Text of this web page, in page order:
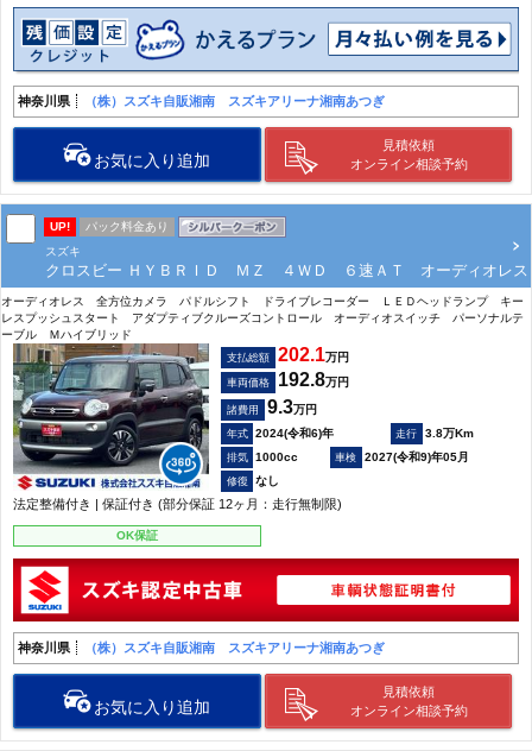
神奈川県 （株）スズキ自販湘南 スズキアリーナ湘南あつぎ
お気に入り追加
見積依頼
オンライン相談予約
UP!
パック料金あり
スズキ
クロスビー ＨＹＢＲＩＤ ＭＺ ４ＷＤ ６速ＡＴ オーディオレス
オーディオレス 全方位カメラ パドルシフト ドライブレコーダー ＬＥＤヘッドランプ キー
レスプッシュスタート アダプティブクルーズコントロール オーディオスイッチ パーソナルテ
ーブル Ｍハイブリッド
支払総額 202.1万円
車両価格 192.8万円
諸費用 9.3万円
2024(令和6)年
3.8万Km
1000cc
2027(令和9)年05月
なし
法定整備付き | 保証付き (部分保証 12ヶ月：走行無制限)
OK保証
神奈川県 （株）スズキ自販湘南 スズキアリーナ湘南あつぎ
お気に入り追加
見積依頼
オンライン相談予約